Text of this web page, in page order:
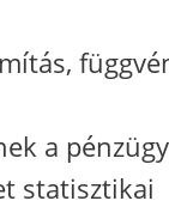
a
statisztikai